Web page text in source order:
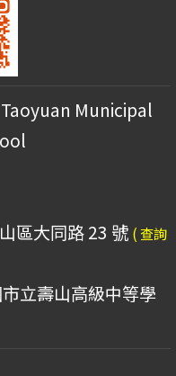
Municipal
區大同路 23 號 ( 查詢
立壽山高級中等學